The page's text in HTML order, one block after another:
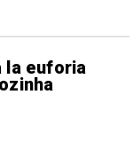
la euforia